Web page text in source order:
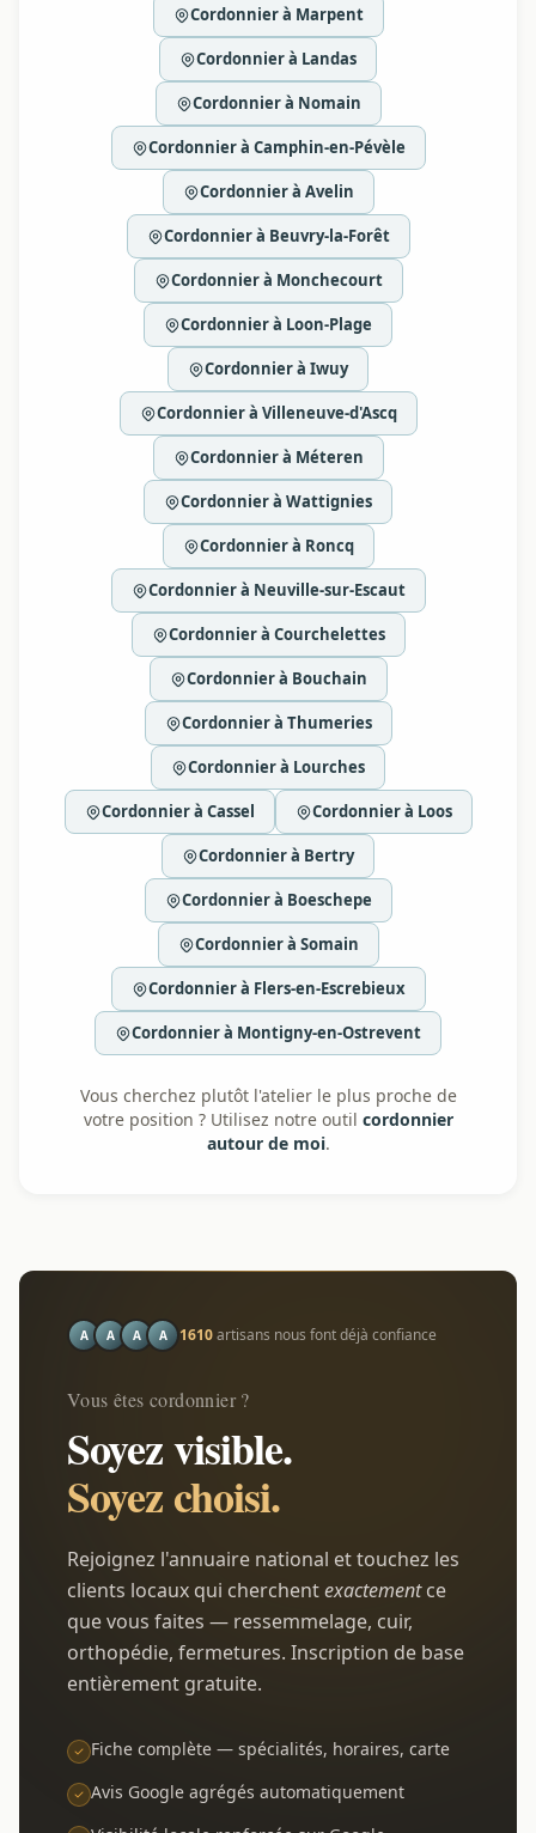
Cordonnier à Marpent
Cordonnier à Landas
Cordonnier à Nomain
Cordonnier à Camphin-en-Pévèle
Cordonnier à Avelin
Cordonnier à Beuvry-la-Forêt
Cordonnier à Monchecourt
Cordonnier à Loon-Plage
Cordonnier à Iwuy
Cordonnier à Villeneuve-d'Ascq
Cordonnier à Méteren
Cordonnier à Wattignies
Cordonnier à Roncq
Cordonnier à Neuville-sur-Escaut
Cordonnier à Courchelettes
Cordonnier à Bouchain
Cordonnier à Thumeries
Cordonnier à Lourches
Cordonnier à Cassel Cordonnier à Loos
Cordonnier à Bertry
Cordonnier à Boeschepe
Cordonnier à Somain
Cordonnier à Flers-en-Escrebieux
Cordonnier à Montigny-en-Ostrevent
Vous cherchez plutôt l'atelier le plus proche de
votre position ? Utilisez notre outil cordonnier
autour de moi.
A A A A 1610artisans nous font déjà confiance
Vous êtes cordonnier ?
Soyez visible.
Soyez choisi.
Rejoignez l'annuaire national et touchez les
clients locaux qui cherchentexactementce
que vous faites — ressemmelage, cuir,
orthopédie, fermetures. Inscription de base
entièrement gratuite.
Fiche complète — spécialités, horaires, carte
Avis Google agrégés automatiquement